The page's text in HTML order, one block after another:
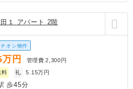
１ アパート 2階
チオシ物件
万円 管理費 2,300円
料 礼 5.15万円
歩45分